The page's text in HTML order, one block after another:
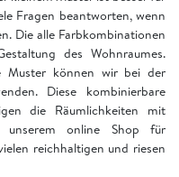
Fragen beantworten, wenn
Die alle Farbkombinationen
des Wohnraumes.
Muster können wir bei der
Diese kombinierbare
die Räumlichkeiten mit
unserem online Shop für
reichhaltigen und riesen